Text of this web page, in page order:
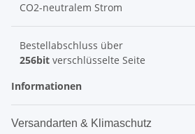
CO2-neutralem Strom
Bestellabschluss über
256bit verschlüsselte Seite
Informationen
Versandarten & Klimaschutz